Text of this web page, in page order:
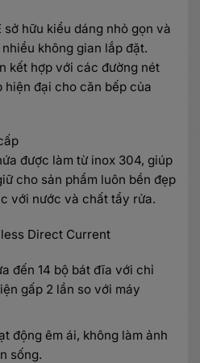
sở hữu kiểu dáng nhỏ gọn và
không gian lắp đặt.
kết hợp với các đường nét
hiện đại cho căn bếp của
được làm từ inox 304, giúp
cho sản phẩm luôn bền đẹp
với nước và chất tẩy rửa.
Direct Current
đến 14 bộ bát đĩa với chỉ
gấp 2 lần so với máy
động êm ái, không làm ảnh
sống.